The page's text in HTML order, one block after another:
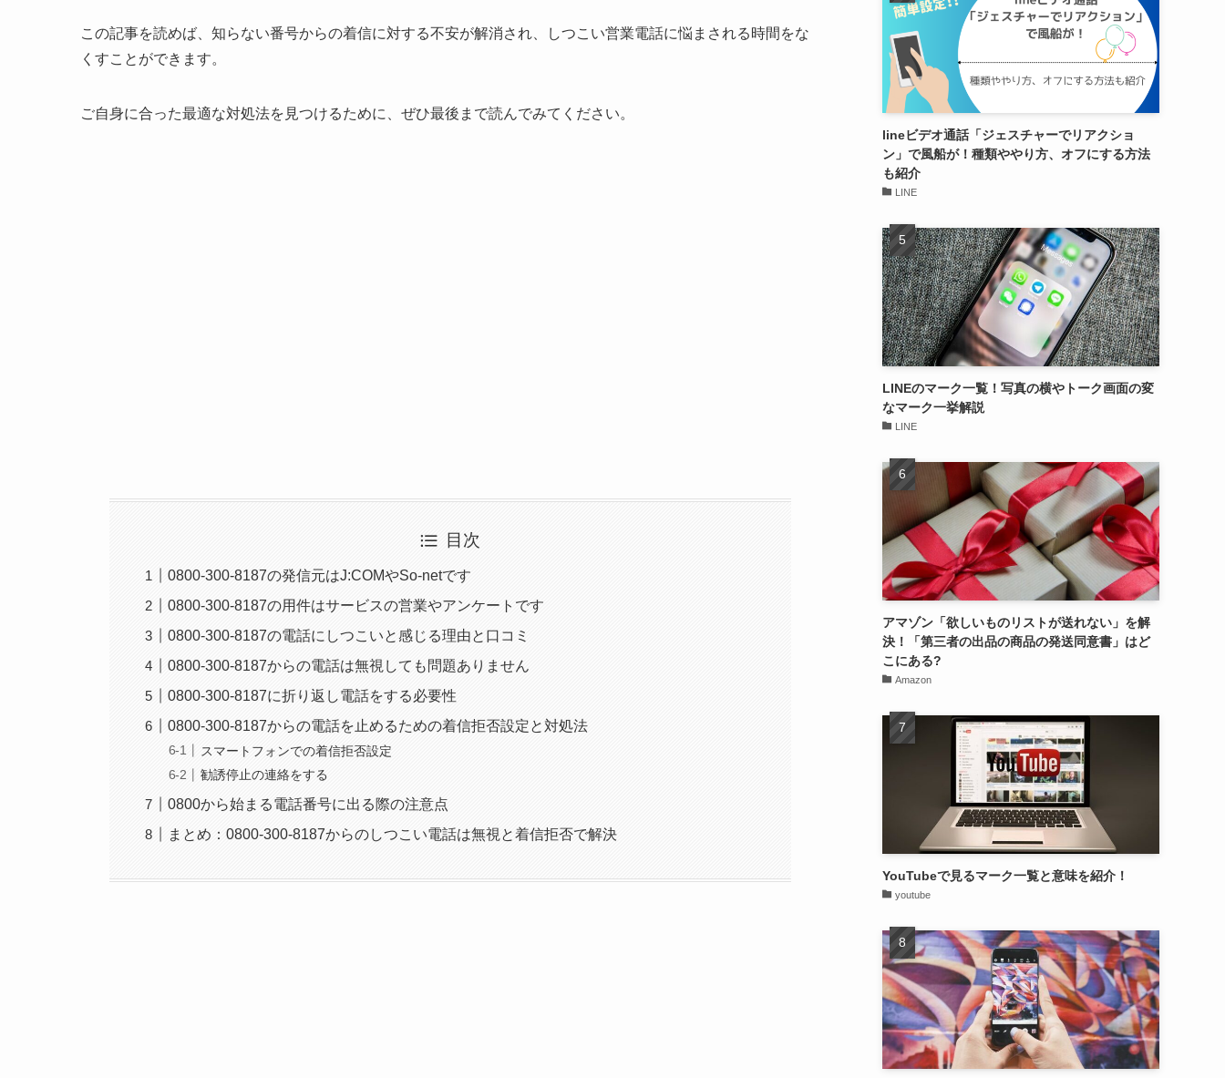
この記事を読めば、知らない番号からの着信に対する不安が解消され、しつこい営業電話に悩まされる時間をな
くすことができます。
ご自身に合った最適な対処法を見つけるために、ぜひ最後まで読んでみてください。
目次
0800-300-8187の発信元はJ:COMやSo-netです
0800-300-8187の用件はサービスの営業やアンケートです
0800-300-8187の電話にしつこいと感じる理由と口コミ
0800-300-8187からの電話は無視しても問題ありません
0800-300-8187に折り返し電話をする必要性
0800-300-8187からの電話を止めるための着信拒否設定と対処法
スマートフォンでの着信拒否設定
勧誘停止の連絡をする
0800から始まる電話番号に出る際の注意点
まとめ：0800-300-8187からのしつこい電話は無視と着信拒否で解決
lineビデオ通話「ジェスチャーでリアクショ
ン」で風船が！種類ややり方、オフにする方法
も紹介
LINE
LINEのマーク一覧！写真の横やトーク画面の変
なマーク一挙解説
LINE
アマゾン「欲しいものリストが送れない」を解
決！「第三者の出品の商品の発送同意書」はど
こにある?
Amazon
YouTubeで見るマーク一覧と意味を紹介！
youtube